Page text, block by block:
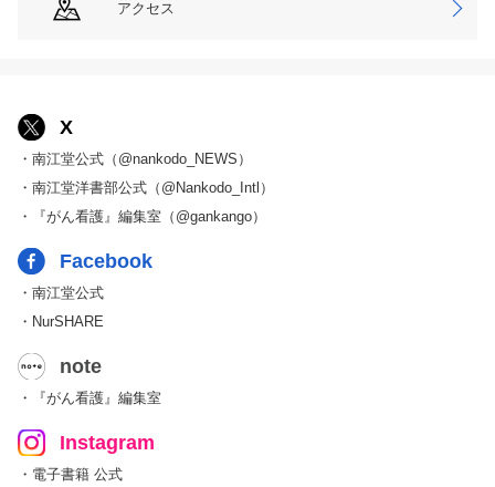
アクセス
X
・南江堂公式（@nankodo_NEWS）
・南江堂洋書部公式（@Nankodo_Intl）
・『がん看護』編集室（@gankango）
Facebook
・南江堂公式
・NurSHARE
note
・『がん看護』編集室
Instagram
・電子書籍 公式